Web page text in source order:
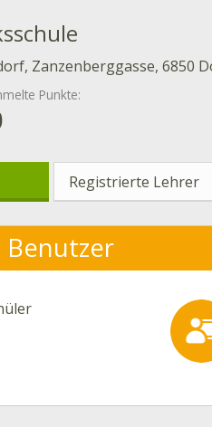
Zanzenberggasse, 6850
Punkte:
Registrierte Lehrer
Benutzer